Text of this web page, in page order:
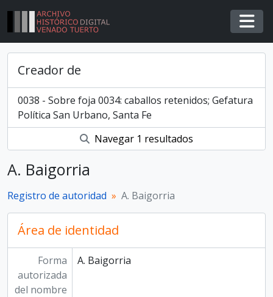
Skip to main content
Creador de
0038 - Sobre foja 0034: caballos retenidos; Gefatura
Política San Urbano, Santa Fe
Navegar 1 resultados
A. Baigorria
Registro de autoridad A. Baigorria
Área de identidad
Forma
autorizada
del nombre
A. Baigorria